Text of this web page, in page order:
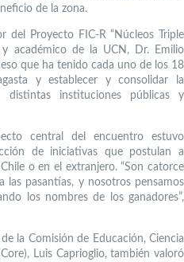
de la zona.
del Proyecto FIC-R “Núcleos Triple
académico de la UCN, Dr. Emilio
que ha tenido cada uno de los 18
y establecer y consolidar la
distintas instituciones públicas y
central del encuentro estuvo
de iniciativas que postulan a
o en el extranjero. “Son catorce
las pasantías, y nosotros pensamos
los nombres de los ganadores”,
la Comisión de Educación, Ciencia
Luis Caprioglio, también valoró